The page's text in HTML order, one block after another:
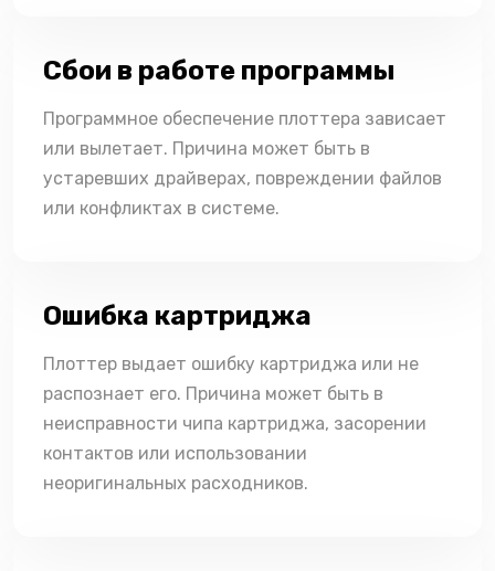
Сбои в работе программы
Программное обеспечение плоттера зависает
или вылетает. Причина может быть в
устаревших драйверах, повреждении файлов
или конфликтах в системе.
Ошибка картриджа
Плоттер выдает ошибку картриджа или не
распознает его. Причина может быть в
неисправности чипа картриджа, засорении
контактов или использовании
неоригинальных расходников.